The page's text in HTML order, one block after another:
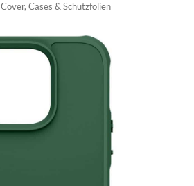
Cover, Cases & Schutzfolien